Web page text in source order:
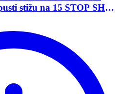
stižu na 15 STOP SHOP